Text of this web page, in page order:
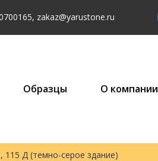
, zakaz@yarustone.ru
Образцы О компании
115 Д (темно-серое здание)